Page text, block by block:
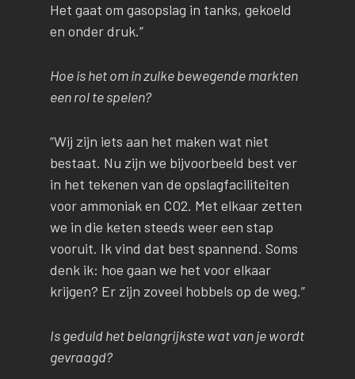
Het gaat om gasopslag in tanks, gekoeld
en onder druk.”
Hoe is het om in zulke bewegende markten
een rol te spelen?
“Wij zijn iets aan het maken wat niet
bestaat. Nu zijn we bijvoorbeeld best ver
in het tekenen van de opslagfaciliteiten
voor ammoniak en CO2. Met elkaar zetten
we in die keten steeds weer een stap
vooruit. Ik vind dat best spannend. Soms
denk ik: hoe gaan we het voor elkaar
krijgen? Er zijn zoveel hobbels op de weg.”
Is geduld het belangrijkste wat van je wordt
gevraagd?